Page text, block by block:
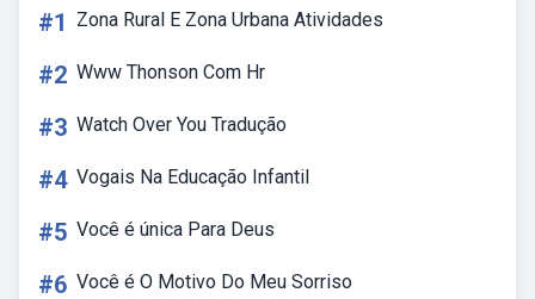
#1 Zona Rural E Zona Urbana Atividades
#2 Www Thonson Com Hr
#3 Watch Over You Tradução
#4 Vogais Na Educação Infantil
#5 Você é única Para Deus
#6 Você é O Motivo Do Meu Sorriso